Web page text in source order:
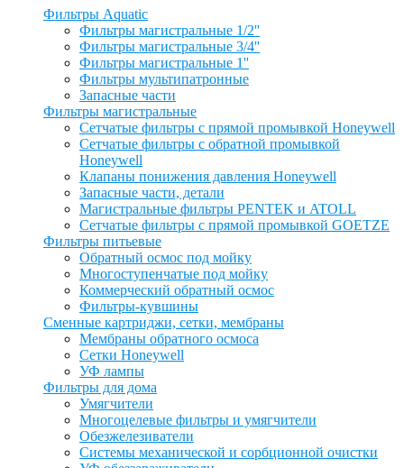
Фильтры Aquatic
Фильтры магистральные 1/2''
Фильтры магистральные 3/4''
Фильтры магистральные 1''
Фильтры мультипатронные
Запасные части
Фильтры магистральные
Сетчатые фильтры с прямой промывкой Honeywell
Сетчатые фильтры с обратной промывкой
Honeywell
Клапаны понижения давления Honeywell
Запасные части, детали
Магистральные фильтры PENTEK и ATOLL
Сетчатые фильтры с прямой промывкой GOETZE
Фильтры питьевые
Обратный осмос под мойку
Многоступенчатые под мойку
Коммерческий обратный осмос
Фильтры-кувшины
Сменные картриджи, сетки, мембраны
Мембраны обратного осмоса
Сетки Honeywell
УФ лампы
Фильтры для дома
Умягчители
Многоцелевые фильтры и умягчители
Обезжелезиватели
Системы механической и сорбционной очистки